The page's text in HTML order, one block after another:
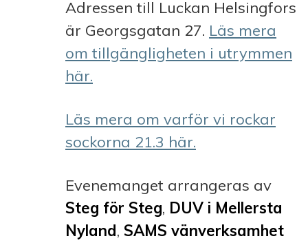
Adressen till Luckan Helsingfors
är Georgsgatan 27. Läs mera
om tillgängligheten i utrymmen
här.
Läs mera om varför vi rockar
sockorna 21.3 här.
Evenemanget arrangeras av
Steg för Steg, DUV i Mellersta
Nyland, SAMS vänverksamhet